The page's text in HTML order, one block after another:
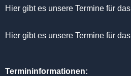
Hier gibt es unsere Termine für das
Hier gibt es unsere Termine für das
Termininformationen: